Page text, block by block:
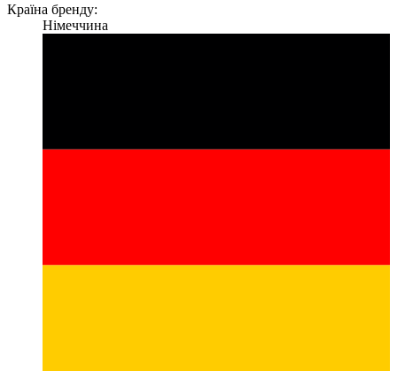
Країна бренду:
Німеччина